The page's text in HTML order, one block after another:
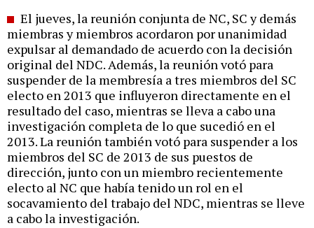
El jueves, la reunión conjunta de NC, SC y demás
miembras y miembros acordaron por unanimidad
expulsar al demandado de acuerdo con la decisión
original del NDC. Además, la reunión votó para
suspender de la membresía a tres miembros del SC
electo en 2013 que influyeron directamente en el
resultado del caso, mientras se lleva a cabo una
investigación completa de lo que sucedió en el
2013. La reunión también votó para suspender a los
miembros del SC de 2013 de sus puestos de
dirección, junto con un miembro recientemente
electo al NC que había tenido un rol en el
socavamiento del trabajo del NDC, mientras se lleve
a cabo la investigación.